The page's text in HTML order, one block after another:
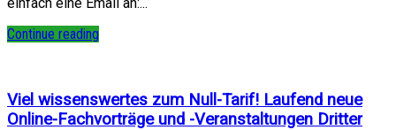
Continue reading
Viel wissenswertes zum Null-Tarif! Laufend neue
Online-Fachvorträge und -Veranstaltungen Dritter